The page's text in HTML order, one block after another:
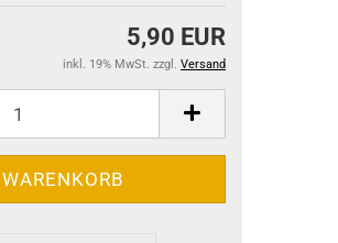
5,90 EUR
inkl. 19% MwSt. zzgl. Versand